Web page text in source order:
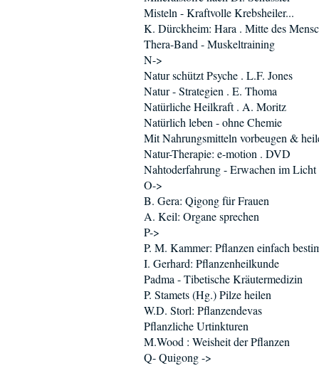
Misteln - Kraftvolle Krebsheiler...
K. Dürckheim: Hara . Mitte des
Thera-Band - Muskeltraining
N->
Natur schützt Psyche . L.F. Jones
Natur - Strategien . E. Thoma
Natürliche Heilkraft . A. Moritz
Natürlich leben - ohne Chemie
Mit Nahrungsmitteln vorbeugen &
Natur-Therapie: e-motion . DVD
Nahtoderfahrung - Erwachen im Licht
O->
B. Gera: Qigong für Frauen
A. Keil: Organe sprechen
P->
P. M. Kammer: Pflanzen einfach
I. Gerhard: Pflanzenheilkunde
Padma - Tibetische Kräutermedizin
P. Stamets (Hg.) Pilze heilen
W.D. Storl: Pflanzendevas
Pflanzliche Urtinkturen
M.Wood : Weisheit der Pflanzen
Q- Quigong ->